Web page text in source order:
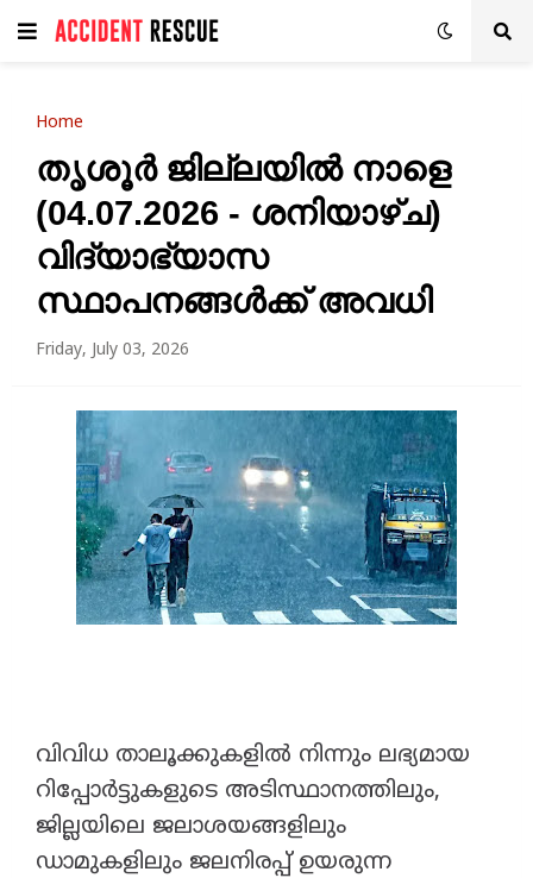
Home
തൃശൂർ ജില്ലയിൽ നാളെ
(04.07.2026 - ശനിയാഴ്ച)
വിദ്യാഭ്യാസ
സ്ഥാപനങ്ങൾക്ക് അവധി
Friday, July 03, 2026
വിവിധ താലൂക്കുകളിൽ നിന്നും ലഭ്യമായ
റിപ്പോർട്ടുകളുടെ അടിസ്ഥാനത്തിലും,
ജില്ലയിലെ ജലാശയങ്ങളിലും
ഡാമുകളിലും ജലനിരപ്പ് ഉയരുന്ന